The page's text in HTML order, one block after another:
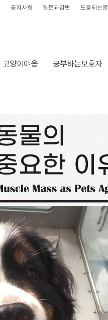
공지사항 질문과답변 도움되는글
고양이야옹 공부하는보호자